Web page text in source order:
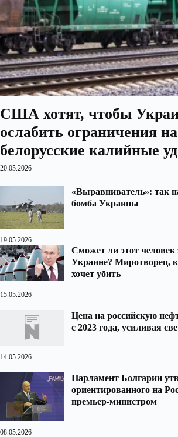
США хотят, чтобы
ослабить ограничения на
белорусские калийные
20.05.2026
«Выравниватель»: так
бомба Украины
19.05.2026
Сможет ли этот человек
Украине? Миротворец,
хочет убить
15.05.2026
Цена на российскую
с 2023 года, усиливая
14.05.2026
Парламент Болгарии
ориентированного на
премьер-министром
08.05.2026